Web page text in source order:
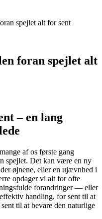
spejlet alt for sent
foran spejlet alt
– en lang
af os første gang
spejlet. Det kan være en ny
øjnene, eller en ujævnhed i
opdager vi alt for ofte
forandringer — eller
handling, for sent til at
til at bevare den naturlige